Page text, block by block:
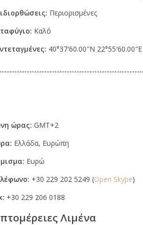
Περιορισμένες
Καλό
40°37′60.00″N 22°55′60.00″E
ώρας: GMT+2
Ελλάδα, Ευρώπη
Ευρώ
+30 229 202 5249 (Open Skype)
+30 229 206 0188
Λιμένα